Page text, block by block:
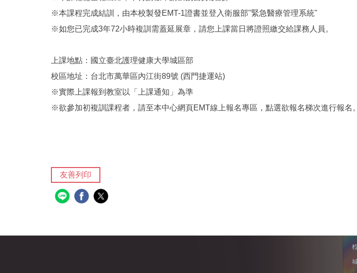
※本課程完成結訓，由本校製發EMT-1證書並登入衛服部"緊急醫療管理系統"
※如您已完成3年72小時複訓需蓋延展章，請您上課當日將證照繳交給課務人員。
上課地點：國立臺北護理健康大學城區部
校區地址：台北市萬華區內江街89號 (西門捷運站)
※實際上課報到教室以「上課通知」為準
※欲參加初複訓課程者，請至本中心網頁EMT線上報名專區，點選欲報名梯次進行報名。
友善列印